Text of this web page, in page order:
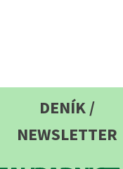
DENÍK /
NEWSLETTER